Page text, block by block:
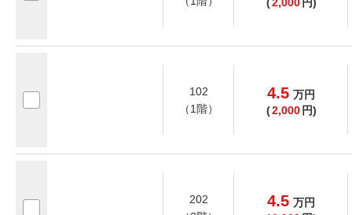
102
（1階）
4.5 万円
(2,000 円)
202
4.5 万円